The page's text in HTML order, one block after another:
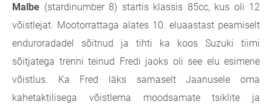
Malbe (stardinumber 8) startis klassis 85cc, kus oli 12
võistlejat. Mootorrattaga alates 10. eluaastast peamiselt
enduroradadel sõitnud ja tihti ka koos Suzuki tiimi
sõitjatega trenni teinud Fredi jaoks oli see elu esimene
võistlus. Ka Fred läks sarnaselt Jaanusele oma
kahetaktilisega võistlema moodsamate tsiklite ja